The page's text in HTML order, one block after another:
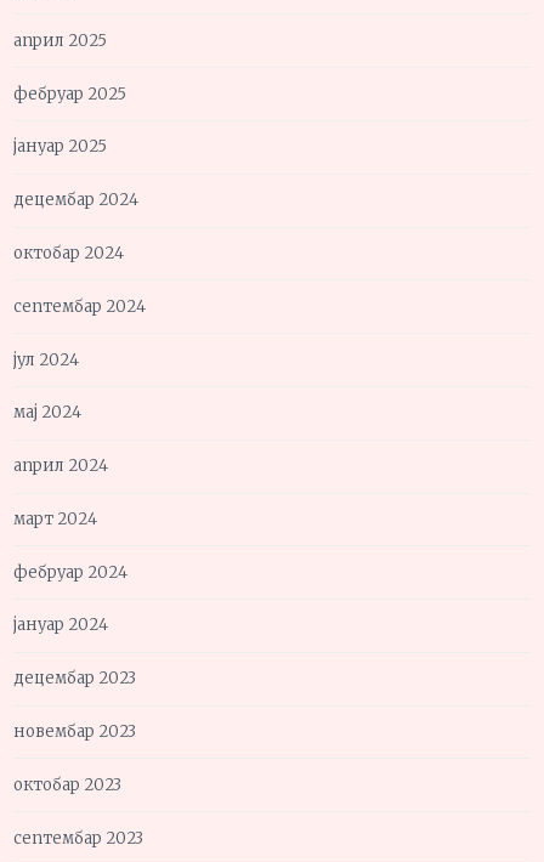
април 2025
фебруар 2025
јануар 2025
децембар 2024
октобар 2024
септембар 2024
јул 2024
мај 2024
април 2024
март 2024
фебруар 2024
јануар 2024
децембар 2023
новембар 2023
октобар 2023
септембар 2023